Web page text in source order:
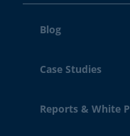
Blog
Case Studies
Reports & White